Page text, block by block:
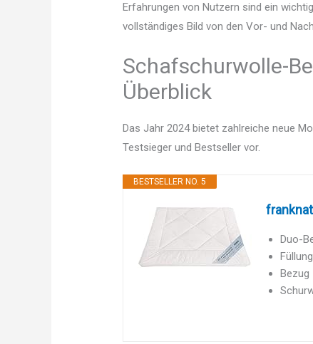
Erfahrungen von Nutzern sind ein
vollständiges Bild von den Vor- und
Schafschurwolle-
Überblick
Das Jahr 2024 bietet zahlreiche neue
Testsieger und Bestseller vor.
BESTSELLER NO. 5
Duo-
Bezug